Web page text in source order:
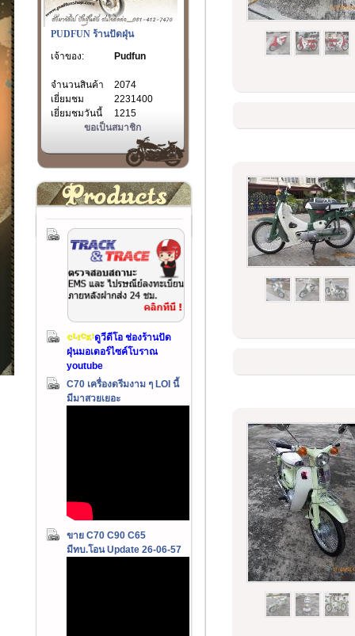
PUDFUN ร้านปัดฝุ่น
เจ้าของ:
Pudfun
จำนวนสินค้า
2074
เยี่ยมชม
2231400
เยี่ยมชมวันนี้
1215
ขอเป็นสมาชิก
ดูวีดีโอ ช่องร้านปัด
ฝุ่นมอเตอร์ไซค์โบราณ
youtube
C70 เครื่องดรีมงาม ๆ LOI นี้
มีมาสวยเยอะ
ขาย C70 C90 C65
มีทบ.โอน Update 26-06-57